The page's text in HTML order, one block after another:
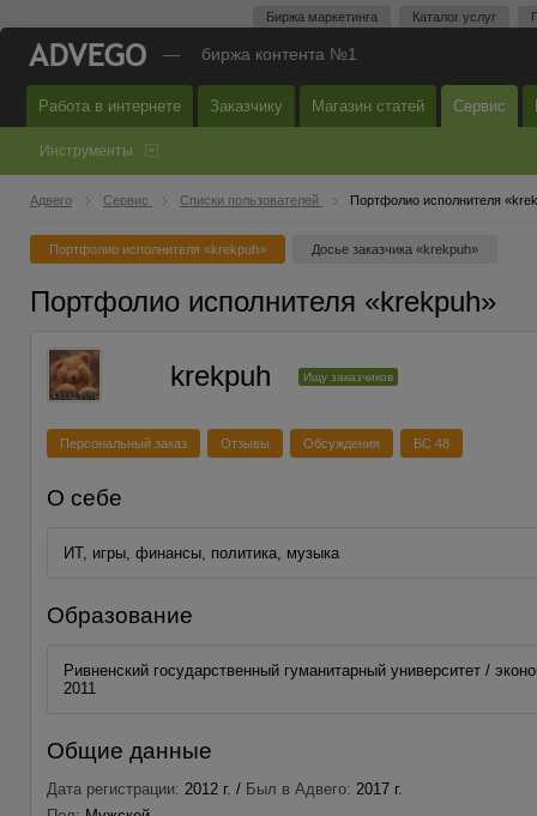
Биржа маркетинга Каталог услуг
— биржа контента №1
Работа в интернете Заказчику Магазин статей Сервис
Инструменты
Адвего Сервис Списки пользователей Портфолио исполнителя
Портфолио исполнителя «krekpuh» Досье заказчика «krekpuh»
Портфолио исполнителя «krekpuh»
krekpuh Ищу заказчиков
Персональный заказ Отзывы Обсуждения БС 48
О себе
ИТ, игры, финансы, политика, музыка
Образование
Ривненский государственный гуманитарный университет /
2011
Общие данные
Дата регистрации: 2012 г. / Был в Адвего: 2017 г.